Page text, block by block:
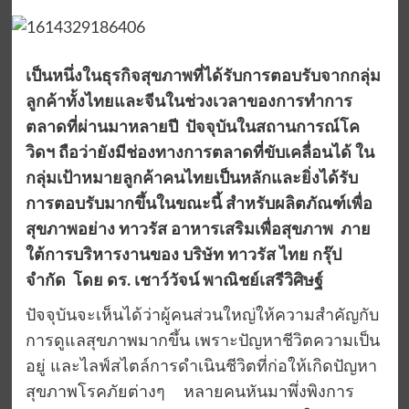
เป็นหนึ่งในธุรกิจสุขภาพที่ได้รับการตอบรับจากกลุ่ม
ลูกค้าทั้งไทยและจีนในช่วงเวลาของการทำการ
ตลาดที่ผ่านมาหลายปี ปัจจุบันในสถานการณ์โค
วิดฯ ถือว่ายังมีช่องทางการตลาดที่ขับเคลื่อนได้ ใน
กลุ่มเป้าหมายลูกค้าคนไทยเป็นหลักและยิ่งได้รับ
การตอบรับมากขึ้นในขณะนี้ สำหรับผลิตภัณฑ์เพื่อ
สุขภาพอย่าง ทาวรัส อาหารเสริมเพื่อสุขภาพ ภาย
ใต้การบริหารงานของ บริษัท ทาวรัส ไทย กรุ๊ป
จำกัด โดย ดร. เชาว์วัจน์ พาณิชย์เสรีวิศิษฐ์
ปัจจุบันจะเห็นได้ว่าผู้คนส่วนใหญ่ให้ความสำคัญกับ
การดูแลสุขภาพมากขึ้น เพราะปัญหาชีวิตความเป็น
อยู่ และไลฟ์สไตล์การดำเนินชีวิตที่ก่อให้เกิดปัญหา
สุขภาพโรคภัยต่างๆ หลายคนหันมาพึ่งพิงการ